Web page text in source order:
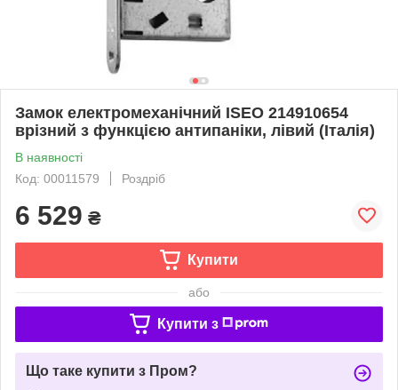
Замок електромеханічний ISEO 214910654
врізний з функцією антипаніки, лівий (Італія)
В наявності
Код: 00011579
Роздріб
6 529 ₴
Купити
або
Купити з
Що таке купити з Пром?